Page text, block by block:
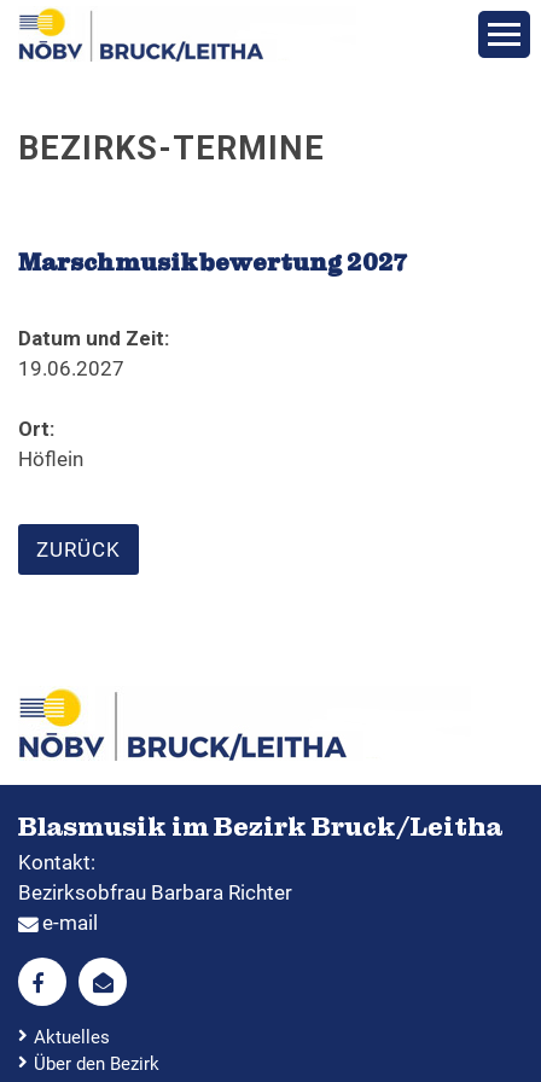
Bezirks-Termine
Fotos
Veranstaltungen
BEZIRKS-TERMINE
Marschmusikbewertung 2027
Datum und Zeit:
19.06.2027
Ort:
Höflein
ZURÜCK
Blasmusik im Bezirk Bruck/Leitha
Kontakt:
Bezirksobfrau Barbara Richter
e-mail
Aktuelles
Über den Bezirk